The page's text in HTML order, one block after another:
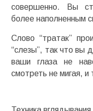
совершенно. Вы
более наполненным
Слово “тратак”
“слезы”, так что вы
ваши глаза не
смотреть не мигая, и